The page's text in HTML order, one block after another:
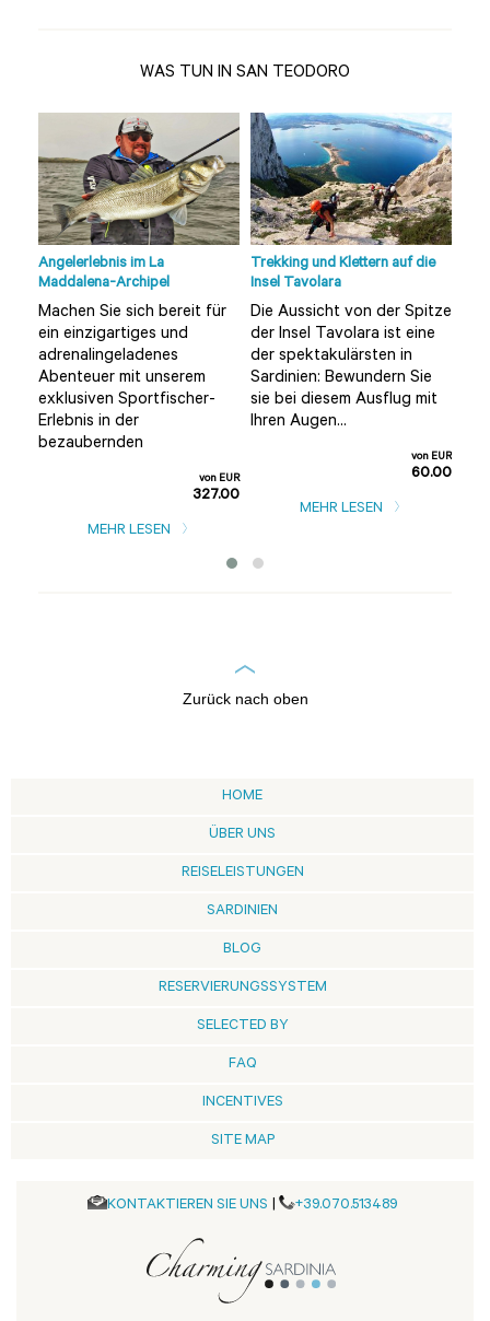
WAS TUN IN SAN TEODORO
Angelerlebnis im La
Maddalena-Archipel
Machen Sie sich bereit für
ein einzigartiges und
adrenalingeladenes
Abenteuer mit unserem
exklusiven Sportfischer-
Erlebnis in der
bezaubernden
von EUR
327.00
MEHR LESEN
Trekking und Klettern auf die
Insel Tavolara
Die Aussicht von der Spitze
der Insel Tavolara ist eine
der spektakulärsten in
Sardinien: Bewundern Sie
sie bei diesem Ausflug mit
Ihren Augen...
von EUR
60.00
MEHR LESEN
Zurück nach oben
HOME
ÜBER UNS
REISELEISTUNGEN
SARDINIEN
BLOG
RESERVIERUNGSSYSTEM
SELECTED BY
FAQ
INCENTIVES
SITE MAP
KONTAKTIEREN SIE UNS +39.070.513489